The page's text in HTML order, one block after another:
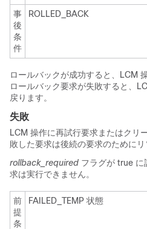
事
後
条
件
ROLLED_BACK
ロールバックが成功すると、LCM
ロールバック要求が失敗すると、
戻ります。
失敗
LCM 操作に再試行要求またはクリ
敗した要求は後続の要求のためにリ
rollback_required フラグが true に
求は実行できません。
前
提
条
FAILED_TEMP 状態